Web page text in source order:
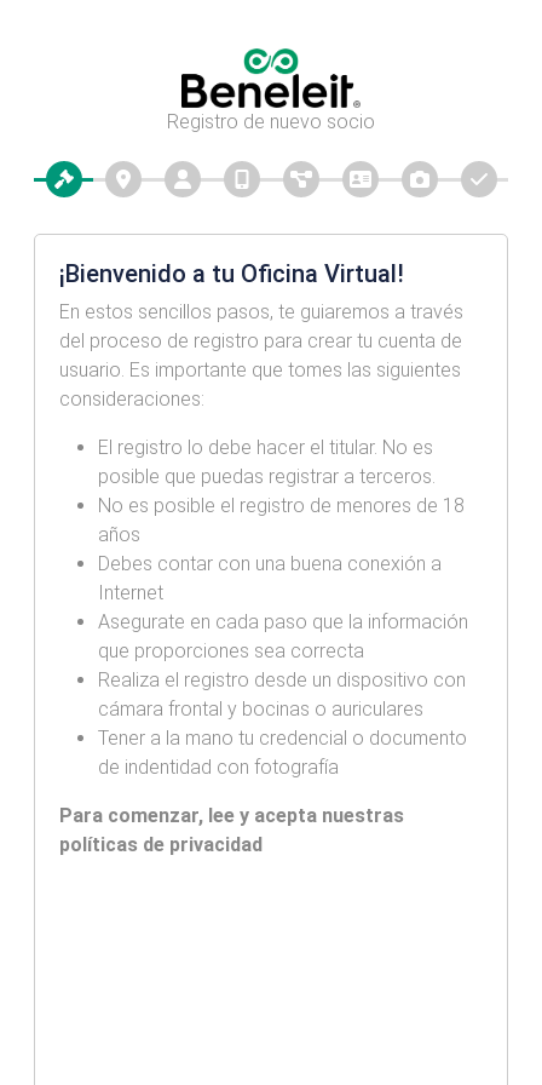
Registro de nuevo socio
¡Bienvenido a tu Oficina Virtual!
En estos sencillos pasos, te guiaremos a través
del proceso de registro para crear tu cuenta de
usuario. Es importante que tomes las siguientes
consideraciones:
El registro lo debe hacer el titular. No es
posible que puedas registrar a terceros.
No es posible el registro de menores de 18
años
Debes contar con una buena conexión a
Internet
Asegurate en cada paso que la información
que proporciones sea correcta
Realiza el registro desde un dispositivo con
cámara frontal y bocinas o auriculares
Tener a la mano tu credencial o documento
de indentidad con fotografía
Para comenzar, lee y acepta nuestras
políticas de privacidad